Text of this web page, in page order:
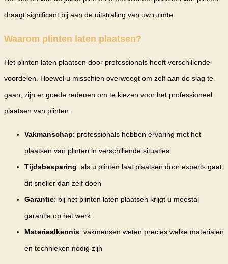
draagt significant bij aan de uitstraling van uw ruimte.
Waarom plinten laten plaatsen?
Het plinten laten plaatsen door professionals heeft verschillende
voordelen. Hoewel u misschien overweegt om zelf aan de slag te
gaan, zijn er goede redenen om te kiezen voor het professioneel
plaatsen van plinten:
Vakmanschap: professionals hebben ervaring met het
plaatsen van plinten in verschillende situaties
Tijdsbesparing: als u plinten laat plaatsen door experts gaat
dit sneller dan zelf doen
Garantie: bij het plinten laten plaatsen krijgt u meestal
garantie op het werk
Materiaalkennis: vakmensen weten precies welke materialen
en technieken nodig zijn